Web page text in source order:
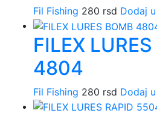
Fil Fishing 280 rsd Dodaj
FILEX
4804
Fil Fishing 280 rsd Dodaj